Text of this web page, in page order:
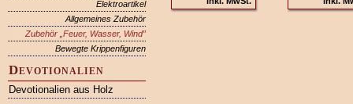
Elektroartikel
Allgemeines Zubehör
Zubehör „Feuer, Wasser, Wind”
Bewegte Krippenfiguren
Devotionalien
Devotionalien aus Holz